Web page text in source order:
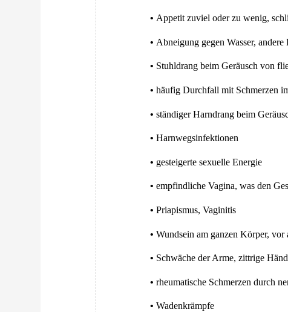
• Appetit zuviel oder zu wenig,
• Abneigung gegen Wasser,
• Stuhldrang beim Geräusch von
•häufig Durchfall mit Schmerzen
•ständiger Harndrang beim
•Harnwegsinfektionen
• gesteigerte sexuelle Energie
•empfindliche Vagina, was den
•Priapismus, Vaginitis
•Wundsein am ganzen Körper,
• Schwäche der Arme, zittrige
•rheumatische Schmerzen durch
•Wadenkrämpfe